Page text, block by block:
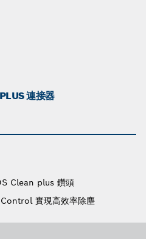
連接器
Clean plus 鑽頭
實現高效率除塵